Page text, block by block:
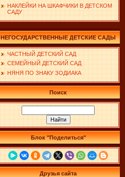
НАКЛЕЙКИ НА ШКАФЧИКИ В ДЕТСКОМ
САДУ
НЕГОСУДАРСТВЕННЫЕ ДЕТСКИЕ САДЫ
ЧАСТНЫЙ ДЕТСКИЙ САД
СЕМЕЙНЫЙ ДЕТСКИЙ САД
НЯНЯ ПО ЗНАКУ ЗОДИАКА
Поиск
Блок "Поделиться"
Друзья сайта